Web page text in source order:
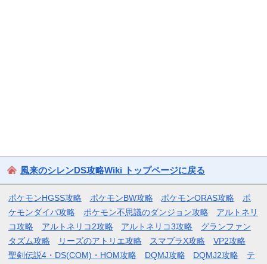
風来のシレンDS攻略Wiki トップページに戻る
ポケモンHGSS攻略 ポケモンBW攻略 ポケモンORAS攻略
ポ
ケモンダイパ攻略
ポケモン不思議のダンジョン攻略
アルトネリ
コ攻略
アルトネリコ2攻略 アルトネリコ3攻略
グランファン
タズム攻略
リーズのアトリエ攻略 スマブラX攻略
VP2攻略
聖剣伝説4・DS(COM)・HOM攻略
DQMJ攻略 DQMJ2攻略 テ